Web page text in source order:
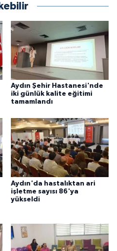
Aydın Şehir Hastanesi'nde
iki günlük kalite eğitimi
tamamlandı
Aydın'da hastalıktan ari
işletme sayısı 86'ya
yükseldi